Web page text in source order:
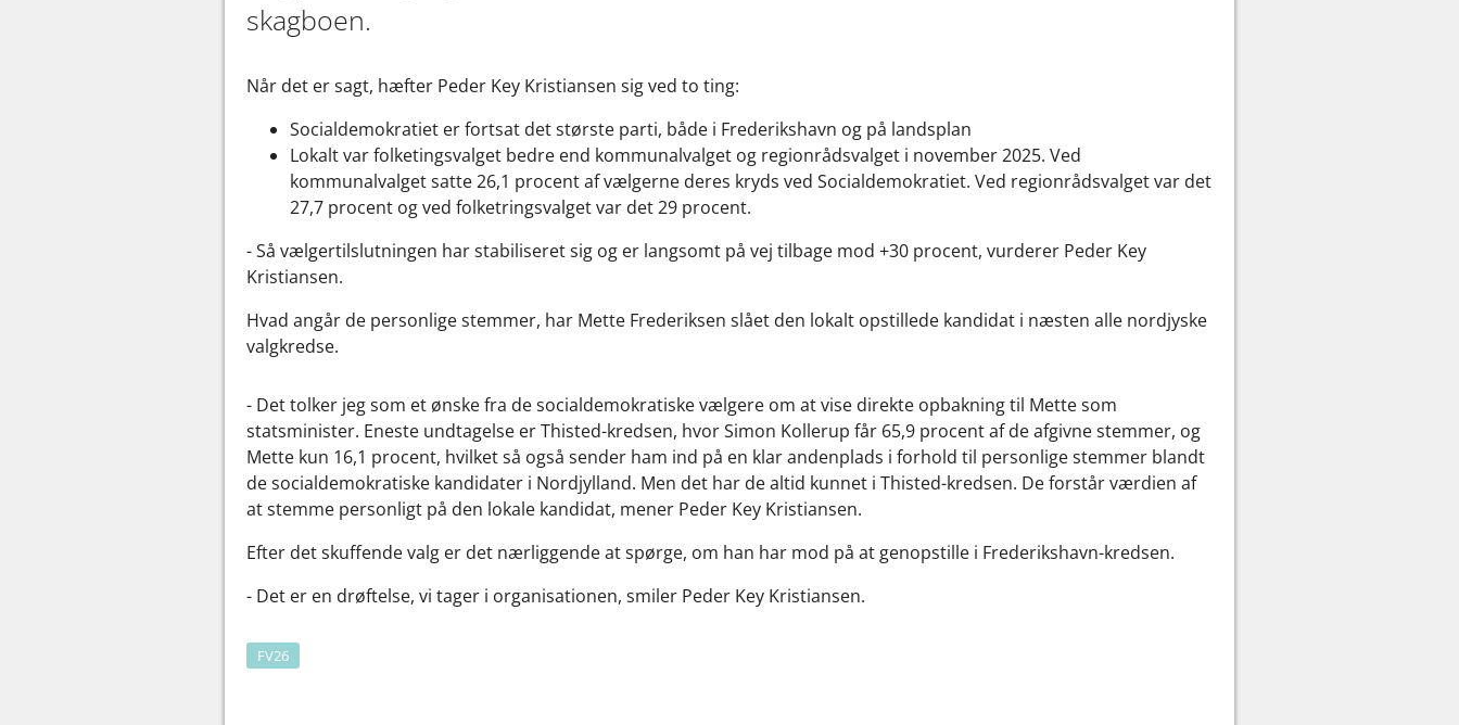
skagboen.
Når det er sagt, hæfter Peder Key Kristiansen sig ved to ting:
Socialdemokratiet er fortsat det største parti, både i Frederikshavn og på landsplan
Lokalt var folketingsvalget bedre end kommunalvalget og regionrådsvalget i november 2025. Ved
kommunalvalget satte 26,1 procent af vælgerne deres kryds ved Socialdemokratiet. Ved regionrådsvalget var det
27,7 procent og ved folketringsvalget var det 29 procent.
- Så vælgertilslutningen har stabiliseret sig og er langsomt på vej tilbage mod +30 procent, vurderer Peder Key
Kristiansen.
Hvad angår de personlige stemmer, har Mette Frederiksen slået den lokalt opstillede kandidat i næsten alle nordjyske
valgkredse.
- Det tolker jeg som et ønske fra de socialdemokratiske vælgere om at vise direkte opbakning til Mette som
statsminister. Eneste undtagelse er Thisted-kredsen, hvor Simon Kollerup får 65,9 procent af de afgivne stemmer, og
Mette kun 16,1 procent, hvilket så også sender ham ind på en klar andenplads i forhold til personlige stemmer blandt
de socialdemokratiske kandidater i Nordjylland. Men det har de altid kunnet i Thisted-kredsen. De forstår værdien af
at stemme personligt på den lokale kandidat, mener Peder Key Kristiansen.
Efter det skuffende valg er det nærliggende at spørge, om han har mod på at genopstille i Frederikshavn-kredsen.
- Det er en drøftelse, vi tager i organisationen, smiler Peder Key Kristiansen.
FV26